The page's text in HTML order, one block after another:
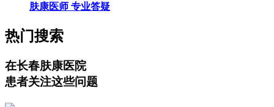
肤康医师 专业答疑
热门搜索
在长春肤康医院
患者关注这些问题